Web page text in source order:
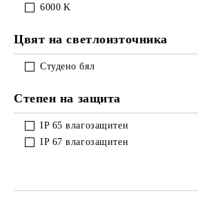
6000 K
Цвят на светлоизточника
Студено бял
Степен на защита
IP 65 влагозащитен
IP 67 влагозащитен